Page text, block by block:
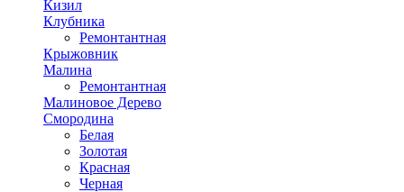
Кизил
Клубника
Ремонтантная
Крыжовник
Малина
Ремонтантная
Малиновое Дерево
Смородина
Белая
Золотая
Красная
Черная